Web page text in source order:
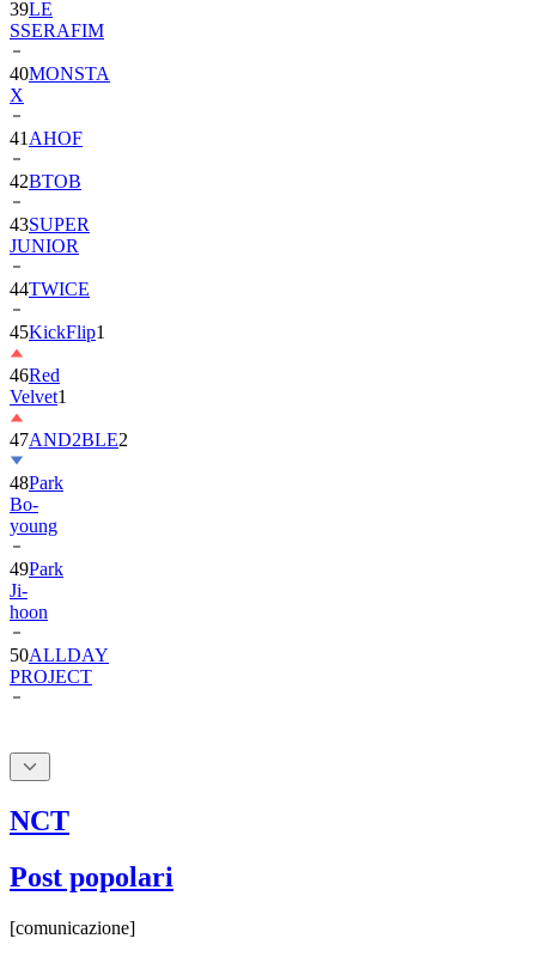
40MONSTA
X
41
42 BTOB
43SUPER
JUNIOR
44TWICE
45KickFlip
46Red
Velvet
47AND2BLE
48Park
Bo-
young
49Park
Ji-
hoon
50ALLDAY
PROJECT
NCT
Post popolari
[comunicazione]